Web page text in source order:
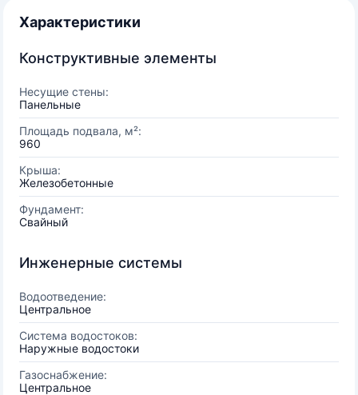
Характеристики
Конструктивные элементы
Несущие стены:
Панельные
Площадь подвала, м²:
960
Крыша:
Железобетонные
Фундамент:
Свайный
Инженерные системы
Водоотведение:
Центральное
Система водостоков:
Наружные водостоки
Газоснабжение:
Центральное